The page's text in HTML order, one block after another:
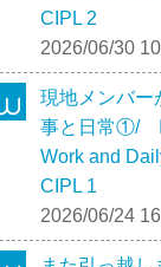
CIPL 2
2026/06/30
現地メンバー
事と日常①/
Work and
CIPL 1
2026/06/24